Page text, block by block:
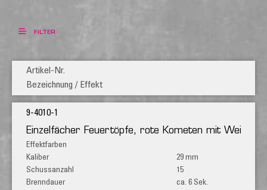
FILTER
Artikel-Nr.
Bezeichnung / Effekt
Einzelfächer Feuertöpfe, rote Kometen mit
9-4010-1
29 mm
15
ca. 6 Sek.